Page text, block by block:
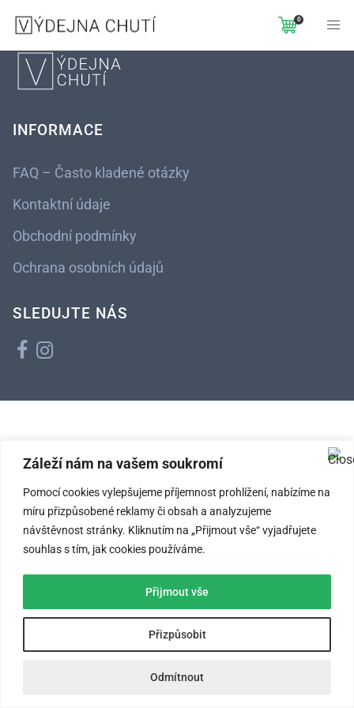
Záleží nám na vašem soukromí
Pomocí cookies vylepšujeme příjemnost prohlížení, nabízíme na
míru přizpůsobené reklamy či obsah a analyzujeme
návštěvnost stránky. Kliknutím na „Přijmout vše“ vyjadřujete
souhlas s tím, jak cookies používáme.
Přizpůsobit
Odmítnout
Přijmout vše
0
INFORMACE
FAQ – Často kladené otázky
Kontaktní údaje
Obchodní podmínky
Ochrana osobních údajů
SLEDUJTE NÁS